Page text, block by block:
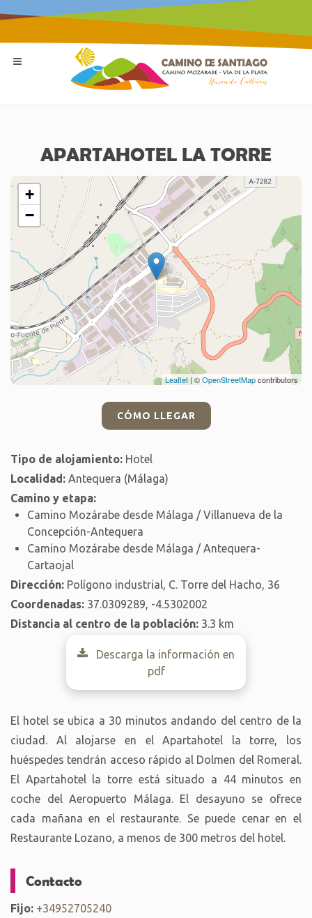
APARTAHOTEL LA TORRE
+
−
Leaflet | ©OpenStreetMapcontributors
CÓMO LLEGAR
Tipo de alojamiento: Hotel
Localidad: Antequera (Málaga)
Camino y etapa:
Camino Mozárabe desde Málaga / Villanueva de la
Concepción-Antequera
Camino Mozárabe desde Málaga / Antequera-
Cartaojal
Dirección: Polígono industrial, C. Torre del Hacho, 36
Coordenadas: 37.0309289, -4.5302002
Distancia al centro de la población: 3.3 km
Descarga la información en
pdf
El hotel se ubica a 30 minutos andando del centro de la
ciudad. Al alojarse en el Apartahotel la torre, los
huéspedes tendrán acceso rápido al Dolmen del Romeral.
El Apartahotel la torre está situado a 44 minutos en
coche del Aeropuerto Málaga. El desayuno se ofrece
cada mañana en el restaurante. Se puede cenar en el
Restaurante Lozano, a menos de 300 metros del hotel.
Contacto
Fijo: +34952705240